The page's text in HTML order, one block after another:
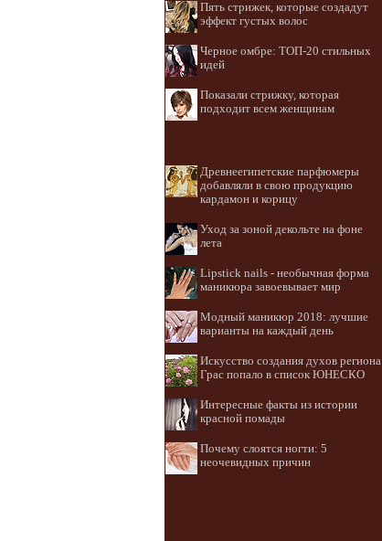
Пять стрижек, которые создадут
эффект густых волос
Черное омбре: ТОП-20 стильных
идей
Показали стрижку, которая
подходит всем женщинам
Древнеегипетские парфюмеры
добавляли в свою продукцию
кардамон и корицу
Уход за зоной декольте на фоне
лета
Lipstick nails - необычная форма
маникюра завоевывает мир
Модный маникюр 2018: лучшие
варианты на каждый день
Искусство создания духов региона
Грас попало в список ЮНЕСКО
Интересные факты из истории
красной помады
Почему слоятся ногти: 5
неочевидных причин